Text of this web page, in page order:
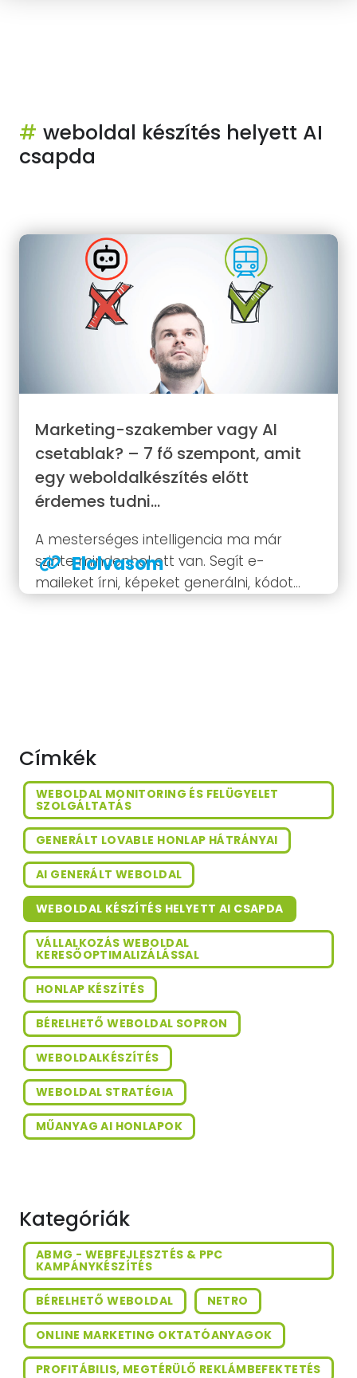
# weboldal készítés helyett AI
csapda
Marketing-szakember vagy AI
csetablak? – 7 fő szempont, amit
egy weboldalkészítés előtt
érdemes tudni…
A mesterséges intelligencia ma már
szinte mindenhol ott van. Segít e-
maileket írni, képeket generálni, kódot
javítani – és igen, weboldalakat is tud
Elolvasom
Címkék
WEBOLDAL MONITORING ÉS FELÜGYELET
SZOLGÁLTATÁS
GENERÁLT LOVABLE HONLAP HÁTRÁNYAI
AI GENERÁLT WEBOLDAL
WEBOLDAL KÉSZÍTÉS HELYETT AI CSAPDA
VÁLLALKOZÁS WEBOLDAL
KERESŐOPTIMALIZÁLÁSSAL
HONLAP KÉSZÍTÉS
BÉRELHETŐ WEBOLDAL SOPRON
WEBOLDALKÉSZÍTÉS
WEBOLDAL STRATÉGIA
MŰANYAG AI HONLAPOK
Kategóriák
ABMG - WEBFEJLESZTÉS & PPC
KAMPÁNYKÉSZÍTÉS
BÉRELHETŐ WEBOLDAL NETRO
ONLINE MARKETING OKTATÓANYAGOK
PROFITÁBILIS, MEGTÉRÜLŐ REKLÁMBEFEKTETÉS